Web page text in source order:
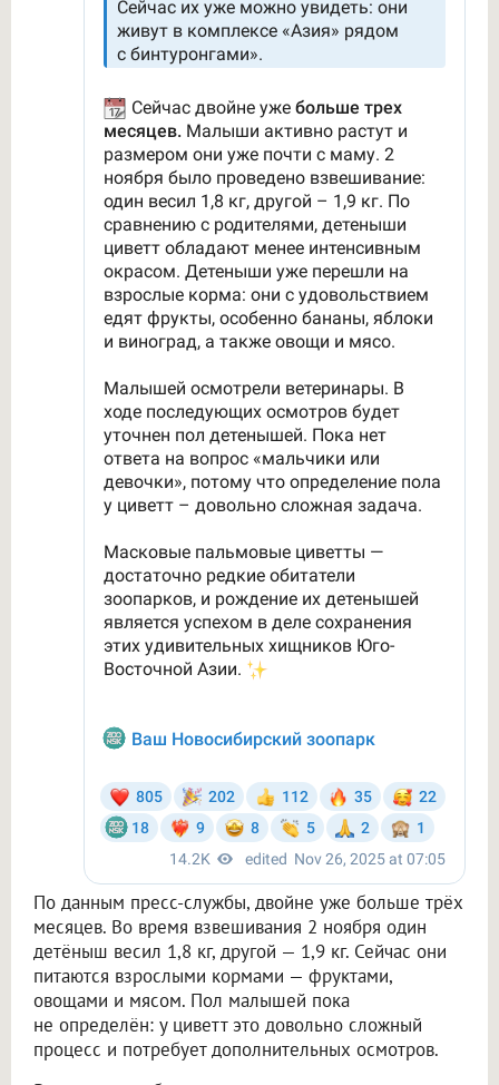
По данным пресс-службы, двойне уже больше трёх
месяцев. Во время взвешивания 2 ноября один
детёныш весил 1,8 кг, другой — 1,9 кг. Сейчас они
питаются взрослыми кормами — фруктами,
овощами и мясом. Пол малышей пока
не определён: у циветт это довольно сложный
процесс и потребует дополнительных осмотров.